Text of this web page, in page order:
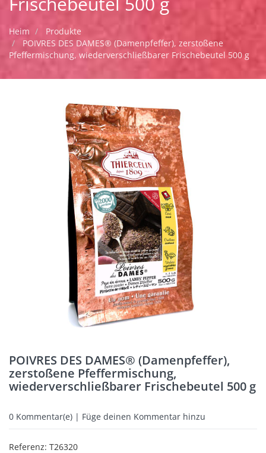
Heim
Produkte
POIVRES DES DAMES® (Damenpfeffer), zerstoßene
Pfeffermischung, wiederverschließbarer Frischebeutel 500 g
POIVRES DES DAMES® (Damenpfeffer),
zerstoßene Pfeffermischung,
wiederverschließbarer Frischebeutel 500 g
0 Kommentar(e) | Füge deinen Kommentar hinzu
Referenz: T26320